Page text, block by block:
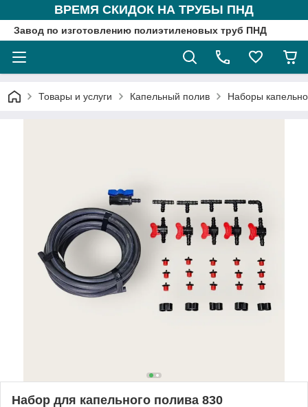
ВРЕМЯ СКИДОК НА ТРУБЫ ПНД
Завод по изготовлению полиэтиленовых труб ПНД
Товары и услуги Капельный полив Наборы
Набор для капельного полива 830